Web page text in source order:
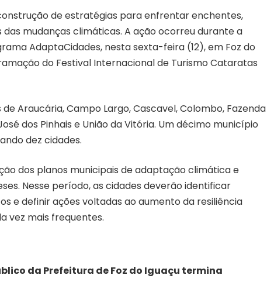
de estratégias para enfrentar enchentes,
mudanças climáticas. A ação ocorreu durante a
AdaptaCidades, nesta sexta-feira (12), em Foz do
do Festival Internacional de Turismo Cataratas
Araucária, Campo Largo, Cascavel, Colombo, Fazenda
dos Pinhais e União da Vitória. Um décimo município
dez cidades.
dos planos municipais de adaptação climática e
Nesse período, as cidades deverão identificar
e definir ações voltadas ao aumento da resiliência
vez mais frequentes.
da Prefeitura de Foz do Iguaçu termina